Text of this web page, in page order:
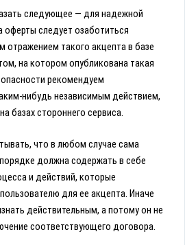
следующее — для надежной
оферты следует озаботиться
такого акцепта в базе
на котором опубликована такая
рекомендуем
нибудь независимым действием,
базах стороннего сервиса.
что в любом случае сама
должна содержать в себе
и действий, которые
для ее акцепта. Иначе
действительным, а потому он не
соответствующего договора.